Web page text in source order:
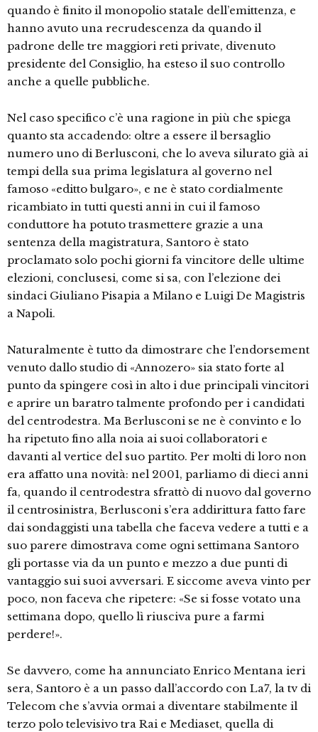
quando è finito il monopolio statale dell’emittenza, e
hanno avuto una recrudescenza da quando il
padrone delle tre maggiori reti private, divenuto
presidente del Consiglio, ha esteso il suo controllo
anche a quelle pubbliche.
Nel caso specifico c’è una ragione in più che spiega
quanto sta accadendo: oltre a essere il bersaglio
numero uno di Berlusconi, che lo aveva silurato già ai
tempi della sua prima legislatura al governo nel
famoso «editto bulgaro», e ne è stato cordialmente
ricambiato in tutti questi anni in cui il famoso
conduttore ha potuto trasmettere grazie a una
sentenza della magistratura, Santoro è stato
proclamato solo pochi giorni fa vincitore delle ultime
elezioni, conclusesi, come si sa, con l’elezione dei
sindaci Giuliano Pisapia a Milano e Luigi De Magistris
a Napoli.
Naturalmente è tutto da dimostrare che l’endorsement
venuto dallo studio di «Annozero» sia stato forte al
punto da spingere così in alto i due principali vincitori
e aprire un baratro talmente profondo per i candidati
del centrodestra. Ma Berlusconi se ne è convinto e lo
ha ripetuto fino alla noia ai suoi collaboratori e
davanti al vertice del suo partito. Per molti di loro non
era affatto una novità: nel 2001, parliamo di dieci anni
fa, quando il centrodestra sfrattò di nuovo dal governo
il centrosinistra, Berlusconi s’era addirittura fatto fare
dai sondaggisti una tabella che faceva vedere a tutti e a
suo parere dimostrava come ogni settimana Santoro
gli portasse via da un punto e mezzo a due punti di
vantaggio sui suoi avversari. E siccome aveva vinto per
poco, non faceva che ripetere: «Se si fosse votato una
settimana dopo, quello lì riusciva pure a farmi
perdere!».
Se davvero, come ha annunciato Enrico Mentana ieri
sera, Santoro è a un passo dall’accordo con La7, la tv di
Telecom che s’avvia ormai a diventare stabilmente il
terzo polo televisivo tra Rai e Mediaset, quella di